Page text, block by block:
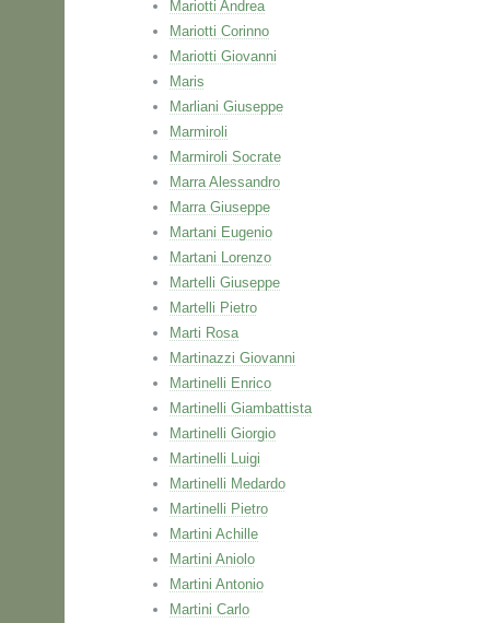
Mariotti Andrea
Mariotti Corinno
Mariotti Giovanni
Maris
Marliani Giuseppe
Marmiroli
Marmiroli Socrate
Marra Alessandro
Marra Giuseppe
Martani Eugenio
Martani Lorenzo
Martelli Giuseppe
Martelli Pietro
Marti Rosa
Martinazzi Giovanni
Martinelli Enrico
Martinelli Giambattista
Martinelli Giorgio
Martinelli Luigi
Martinelli Medardo
Martinelli Pietro
Martini Achille
Martini Aniolo
Martini Antonio
Martini Carlo